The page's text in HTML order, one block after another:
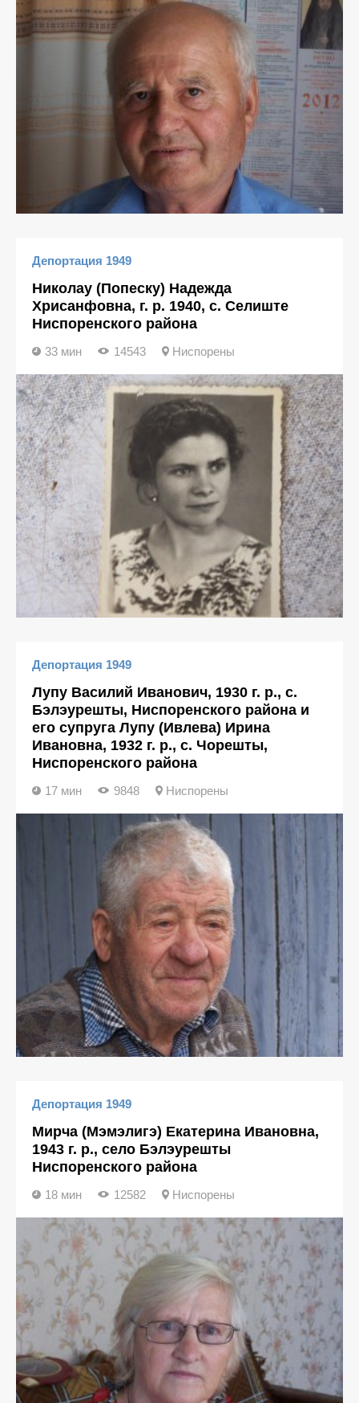
Депортация 1949
Николау (Попеску) Надежда
Хрисанфовна, г. р. 1940, с. Селиште
Ниспоренского района
33 мин 14543 Ниспорены
Депортация 1949
Лупу Василий Иванович, 1930 г. р., с.
Бэлэурешты, Ниспоренского района и
его супруга Лупу (Ивлева) Ирина
Ивановна, 1932 г. р., с. Чорешты,
Ниспоренского района
17 мин 9848 Ниспорены
Депортация 1949
Мирча (Мэмэлигэ) Екатерина Ивановна,
1943 г. р., село Бэлэурешты
Ниспоренского района
18 мин 12582 Ниспорены